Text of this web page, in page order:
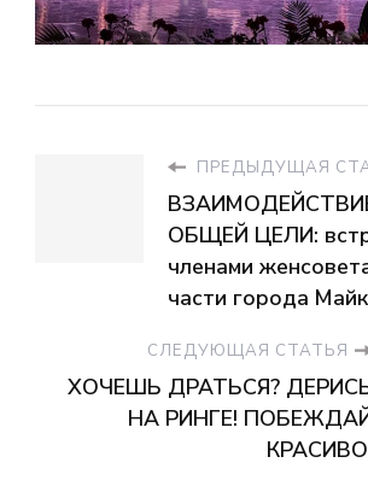
ПРЕДЫДУЩАЯ
ОБЩЕЙ ЦЕЛИ:
членами
части города
СЛЕДУЮЩАЯ СТАТЬЯ
ХОЧЕШЬ ДРАТЬСЯ?
НА РИНГЕ!